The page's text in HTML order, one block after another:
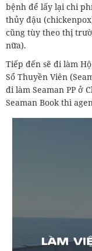
bệnh để lấy lại chi
thủy đậu
cũng tùy theo thị
nữa).
Tiếp đến sẽ đi làm
Sổ Thuyền Viên
đi làm Seaman PP ở
Seaman Book thì